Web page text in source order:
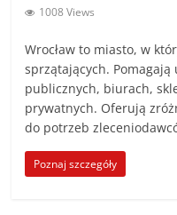
1008 Views
Wrocław to miasto, w
sprzątających.
publicznych, biurach,
prywatnych. Oferują
do potrzeb
Poznaj szczegóły